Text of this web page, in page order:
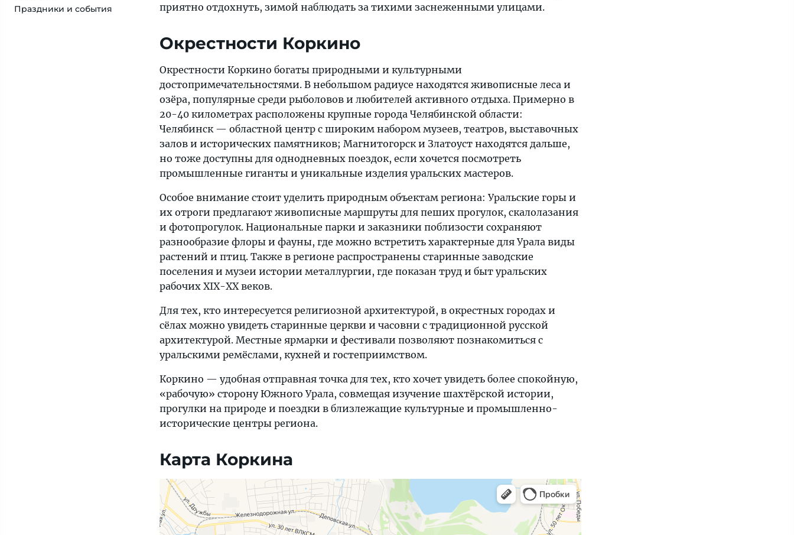
Праздники и события
приятно отдохнуть, зимой наблюдать за тихими заснеженными улицами.
Окрестности Коркино
Окрестности Коркино богаты природными и культурными
достопримечательностями. В небольшом радиусе находятся живописные леса и
озёра, популярные среди рыболовов и любителей активного отдыха. Примерно в
20-40 километрах расположены крупные города Челябинской области:
Челябинск — областной центр с широким набором музеев, театров, выставочных
залов и исторических памятников; Магнитогорск и Златоуст находятся дальше,
но тоже доступны для однодневных поездок, если хочется посмотреть
промышленные гиганты и уникальные изделия уральских мастеров.
Особое внимание стоит уделить природным объектам региона: Уральские горы и
их отроги предлагают живописные маршруты для пеших прогулок, скалолазания
и фотопрогулок. Национальные парки и заказники поблизости сохраняют
разнообразие флоры и фауны, где можно встретить характерные для Урала виды
растений и птиц. Также в регионе распространены старинные заводские
поселения и музеи истории металлургии, где показан труд и быт уральских
рабочих XIX-XX веков.
Для тех, кто интересуется религиозной архитектурой, в окрестных городах и
сёлах можно увидеть старинные церкви и часовни с традиционной русской
архитектурой. Местные ярмарки и фестивали позволяют познакомиться с
уральскими ремёслами, кухней и гостеприимством.
Коркино — удобная отправная точка для тех, кто хочет увидеть более спокойную,
«рабочую» сторону Южного Урала, совмещая изучение шахтёрской истории,
прогулки на природе и поездки в близлежащие культурные и промышленно-
исторические центры региона.
Карта Коркина
Яндекс Карты — транспорт, навигация, поиск мест